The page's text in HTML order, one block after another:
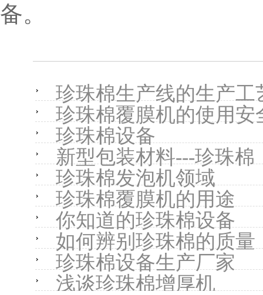
备。
珍珠棉生产线的生产工
珍珠棉覆膜机的使用安
珍珠棉设备
新型包装材料---珍珠棉
珍珠棉发泡机领域
珍珠棉覆膜机的用途
你知道的珍珠棉设备
如何辨别珍珠棉的质量
珍珠棉设备生产厂家
浅谈珍珠棉增厚机